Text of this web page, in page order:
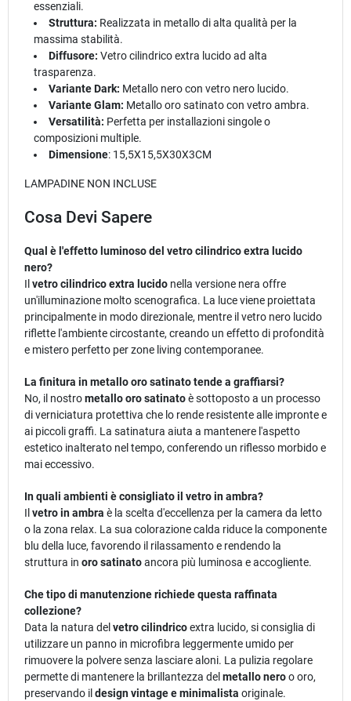
essenziali.
Struttura: Realizzata in metallo di alta qualità per la
massima stabilità.
Diffusore: Vetro cilindrico extra lucido ad alta
trasparenza.
Variante Dark: Metallo nero con vetro nero lucido.
Variante Glam: Metallo oro satinato con vetro ambra.
Versatilità: Perfetta per installazioni singole o
composizioni multiple.
Dimensione: 15,5X15,5X30X3CM
LAMPADINE NON INCLUSE
Cosa Devi Sapere
Qual è l'effetto luminoso del vetro cilindrico extra lucido
nero?
Il vetro cilindrico extra lucido nella versione nera offre
un'illuminazione molto scenografica. La luce viene proiettata
principalmente in modo direzionale, mentre il vetro nero lucido
riflette l'ambiente circostante, creando un effetto di profondità
e mistero perfetto per zone living contemporanee.
La finitura in metallo oro satinato tende a graffiarsi?
No, il nostrometallo oro satinatoè sottoposto a un processo
di verniciatura protettiva che lo rende resistente alle impronte e
ai piccoli graffi. La satinatura aiuta a mantenere l'aspetto
estetico inalterato nel tempo, conferendo un riflesso morbido e
mai eccessivo.
In quali ambienti è consigliato il vetro in ambra?
Il vetro in ambra è la scelta d'eccellenza per la camera da letto
o la zona relax. La sua colorazione calda riduce la componente
blu della luce, favorendo il rilassamento e rendendo la
struttura in oro satinatoancora più luminosa e accogliente.
Che tipo di manutenzione richiede questa raffinata
collezione?
Data la natura del vetro cilindricoextra lucido, si consiglia di
utilizzare un panno in microfibra leggermente umido per
rimuovere la polvere senza lasciare aloni. La pulizia regolare
permette di mantenere la brillantezza del metallo neroo oro,
preservando il design vintage e minimalista originale.